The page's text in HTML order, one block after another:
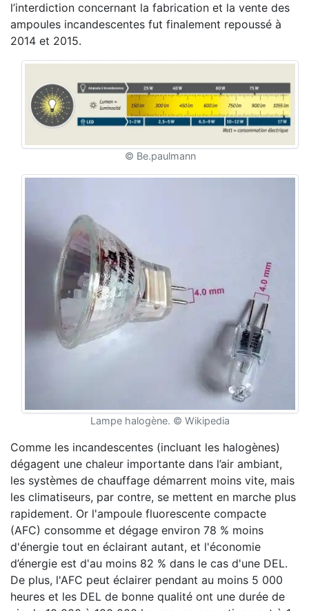
l’interdiction concernant la fabrication et la vente des
ampoules incandescentes fut finalement repoussé à
2014 et 2015.
© Be.paulmann
Lampe halogène. © Wikipedia
Comme les incandescentes (incluant les halogènes)
dégagent une chaleur importante dans l’air ambiant,
les systèmes de chauffage démarrent moins vite, mais
les climatiseurs, par contre, se mettent en marche plus
rapidement. Or l'ampoule fluorescente compacte
(AFC) consomme et dégage environ 78 % moins
d'énergie tout en éclairant autant, et l'économie
d’énergie est d'au moins 82 % dans le cas d'une DEL.
De plus, l'AFC peut éclairer pendant au moins 5 000
heures et les DEL de bonne qualité ont une durée de